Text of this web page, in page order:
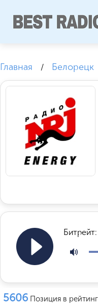
Главная / Белорецк
Битрейт:
5606 Позиция в